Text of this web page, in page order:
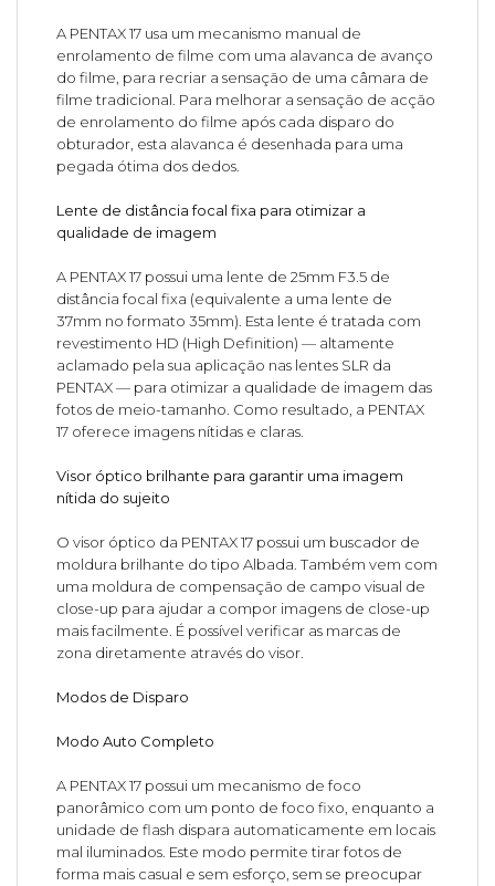
A PENTAX 17 usa um mecanismo manual de
enrolamento de filme com uma alavanca de avanço
do filme, para recriar a sensação de uma câmara de
filme tradicional. Para melhorar a sensação de acção
de enrolamento do filme após cada disparo do
obturador, esta alavanca é desenhada para uma
pegada ótima dos dedos.
Lente de distância focal fixa para otimizar a
qualidade de imagem
A PENTAX 17 possui uma lente de 25mm F3.5 de
distância focal fixa (equivalente a uma lente de
37mm no formato 35mm). Esta lente é tratada com
revestimento HD (High Definition) — altamente
aclamado pela sua aplicação nas lentes SLR da
PENTAX — para otimizar a qualidade de imagem das
fotos de meio-tamanho. Como resultado, a PENTAX
17 oferece imagens nítidas e claras.
Visor óptico brilhante para garantir uma imagem
nítida do sujeito
O visor óptico da PENTAX 17 possui um buscador de
moldura brilhante do tipo Albada. Também vem com
uma moldura de compensação de campo visual de
close-up para ajudar a compor imagens de close-up
mais facilmente. É possível verificar as marcas de
zona diretamente através do visor.
Modos de Disparo
Modo Auto Completo
A PENTAX 17 possui um mecanismo de foco
panorâmico com um ponto de foco fixo, enquanto a
unidade de flash dispara automaticamente em locais
mal iluminados. Este modo permite tirar fotos de
forma mais casual e sem esforço, sem se preocupar